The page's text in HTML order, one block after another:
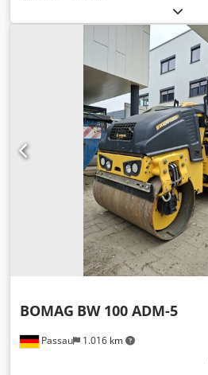
Passau 1.016 km
BOMAG BW 100 ADM-5